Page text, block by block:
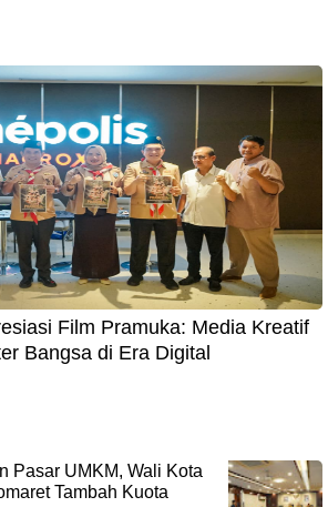
Film Pramuka: Media Kreatif
Bangsa di Era Digital
Pasar UMKM, Wali Kota
Tambah Kuota